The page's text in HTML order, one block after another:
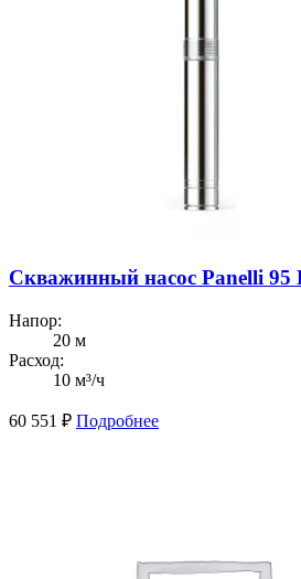
Скважинный насос Panelli 95
Напор:
20 м
Расход:
10 м³/ч
60 551 ₽ Подробнее